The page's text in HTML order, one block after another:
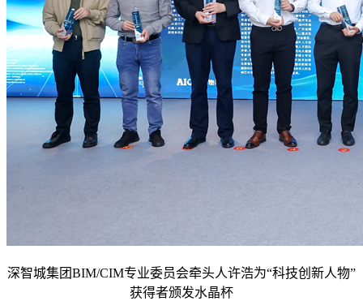
深智城集团BIM/CIM专业委员会牵头人许浩为“科技创新人物”
获得者颁发水晶杯